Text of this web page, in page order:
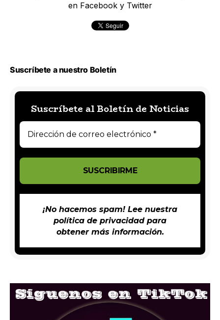
en Facebook y Twitter
Suscríbete a nuestro Boletín
Suscríbete al Boletín de Noticias
¡No hacemos spam! Lee nuestra
política de privacidadpara
obtener más información.